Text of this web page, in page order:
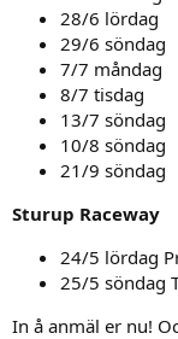
28/6 lördag
29/6 söndag
7/7 måndag
8/7 tisdag
13/7 söndag
10/8 söndag
21/9 söndag
Sturup Raceway
24/5 lördag
25/5 söndag
In å anmäl er nu!